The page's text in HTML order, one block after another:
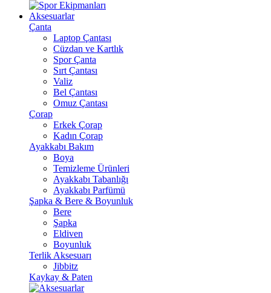
Aksesuarlar
Çanta
Laptop Çantası
Cüzdan ve Kartlık
Spor Çanta
Sırt Çantası
Valiz
Bel Çantası
Omuz Çantası
Çorap
Erkek Çorap
Kadın Çorap
Ayakkabı Bakım
Boya
Temizleme Ürünleri
Ayakkabı Tabanlığı
Ayakkabı Parfümü
Şapka & Bere & Boyunluk
Bere
Şapka
Eldiven
Boyunluk
Terlik Aksesuarı
Jibbitz
Kaykay & Paten